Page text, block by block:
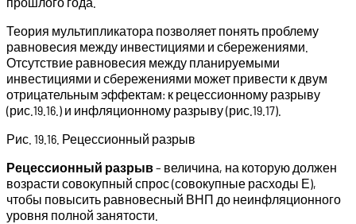
Теория мультипликатора позволяет понять проблему
равновесия между инвестициями и сбережениями.
Отсутствие равновесия между планируемыми
инвестициями и сбережениями может привести к двум
отрицательным эффектам: к рецессионному разрыву
(рис.19.16.) и инфляционному разрыву (рис.19.17).
Рис. 19.16. Рецессионный разрыв
Рецессионный разрыв– величина, на которую должен
возрасти совокупный спрос (совокупные расходы Е),
чтобы повысить равновесный ВНП до неинфляционного
уровня полной занятости.